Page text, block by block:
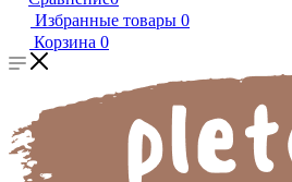
Избранные товары 0
Корзина 0